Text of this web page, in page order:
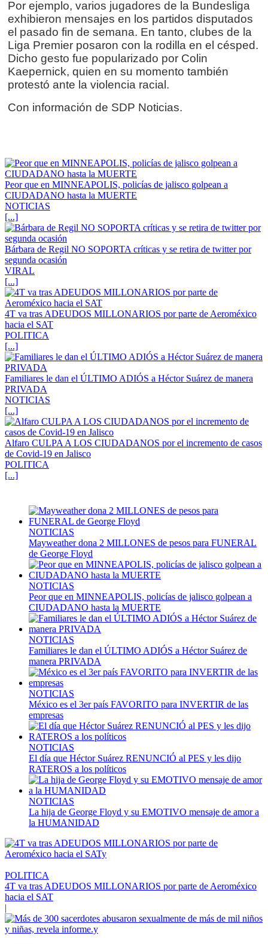
Por ejemplo, varios jugadores de la Bundesliga
exhibieron mensajes en los partidos disputados
el pasado fin de semana. En tanto, clubes de la
Liga Premier posaron con la rodilla en el césped.
Dicho gesto fue popularizado por Colin
Kaepernick, quien en su momento también
protestó ante la violencia racial.
Con información de SDP Noticias.
Peor que en MINNEAPOLIS, policías de jalisco golpean a
CIUDADANO hasta la MUERTE
NOTICIAS
[...]
Bárbara de Regil NO SOPORTA críticas y se retira de twitter por
segunda ocasión
VIRAL
[...]
4T va tras ADEUDOS MILLONARIOS por parte de Aeroméxico
hacia el SAT
POLITICA
[...]
Familiares le dan el ÚLTIMO ADIÓS a Héctor Suárez de manera
PRIVADA
NOTICIAS
[...]
Alfaro CULPA A LOS CIUDADANOS por el incremento de casos
de Covid-19 en Jalisco
POLITICA
[...]
NOTICIAS
Mayweather dona 2 MILLONES de pesos para FUNERAL
de George Floyd
NOTICIAS
Peor que en MINNEAPOLIS, policías de jalisco golpean a
CIUDADANO hasta la MUERTE
NOTICIAS
Familiares le dan el ÚLTIMO ADIÓS a Héctor Suárez de
manera PRIVADA
NOTICIAS
México es el 3er país FAVORITO para INVERTIR de las
empresas
NOTICIAS
El día que Héctor Suárez RENUNCIÓ al PES y les dijo
RATEROS a los políticos
NOTICIAS
La hija de George Floyd y su EMOTIVO mensaje de amor a
la HUMANIDAD
POLITICA
4T va tras ADEUDOS MILLONARIOS por parte de Aeroméxico
hacia el SAT
|